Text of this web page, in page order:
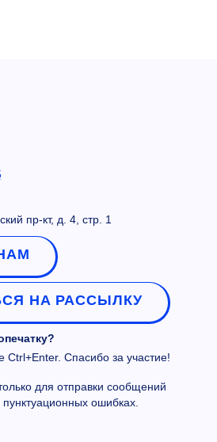
пр-кт, д. 4, стр. 1
НА РАССЫЛКУ
Спасибо за участие!
для отправки сообщений
ошибках.